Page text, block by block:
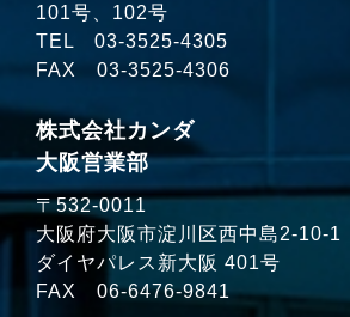
101号、102号
TEL 03-3525-4305
FAX 03-3525-4306
株式会社カンダ
大阪営業部
〒532-0011
大阪府大阪市淀川区西中島2-10-1
ダイヤパレス新大阪 401号
FAX 06-6476-9841